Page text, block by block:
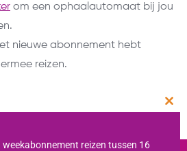
om een ophaalautomaat bij jou
nieuwe abonnement hebt
reizen.
weekabonnement reizen tussen 16